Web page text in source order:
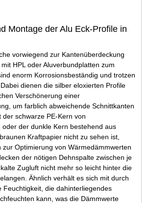
Montage der Alu Eck-Profile in
vorwiegend zur Kantenüberdeckung
HPL oder Aluverbundplatten zum
enorm Korrosionsbeständig und trotzen
dienen die silber eloxierten Profile
Verschönerung einer
um farblich abweichende Schnittkanten
schwarze PE-Kern von
oder der dunkle Kern bestehend aus
Kraftpapier nicht zu sehen ist,
zur Optimierung von Wärmedämmwerten
der nötigen Dehnspalte zwischen je
Zugluft nicht mehr so leicht hinter die
Ähnlich verhält es sich mit durch
Feuchtigkeit, die dahinterliegendes
kann, was die Dämmwerte